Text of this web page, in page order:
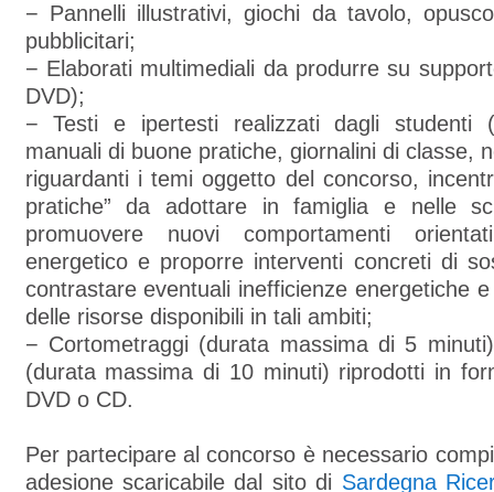
− Pannelli illustrativi, giochi da tavolo,
pubblicitari;
− Elaborati multimediali da produrre su
DVD);
− Testi e ipertesti realizzati dagli studenti
manuali di buone pratiche, giornalini di classe,
riguardanti i temi oggetto del concorso,
pratiche” da adottare in famiglia e nelle
promuovere nuovi comportamenti
energetico e proporre interventi concreti di
contrastare eventuali inefficienze energetiche
delle risorse disponibili in tali ambiti;
− Cortometraggi (durata massima di 5
(durata massima di 10 minuti) riprodotti in
DVD o CD.
Per partecipare al concorso è necessario
adesione scaricabile dal sito di Sardegna